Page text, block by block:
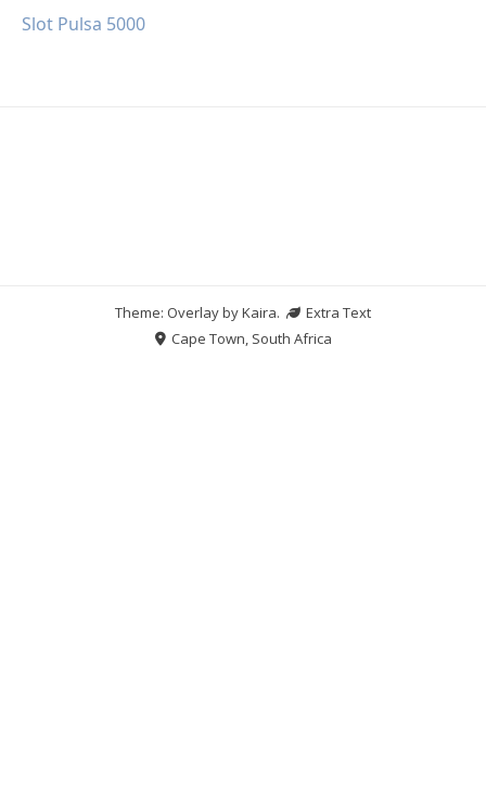
Slot Pulsa 5000
Theme: Overlay byKaira.
Extra Text
Cape Town, South Africa